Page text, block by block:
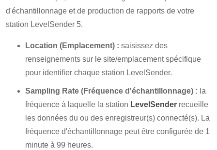
d'échantillonnage et de production de rapports de votre
station LevelSender 5.
Location (Emplacement) : saisissez des
renseignements sur le site/emplacement spécifique
pour identifier chaque station LevelSender.
Sampling Rate (Fréquence d'échantillonnage) : la
fréquence à laquelle la station LevelSender recueille
les données du ou des enregistreur(s) connecté(s). La
fréquence d'échantillonnage peut être configurée de 1
minute à 99 heures.